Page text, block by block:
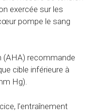
exercée sur les
pompe le sang
(AHA) recommande
cible inférieure à
Hg).
l’entraînement